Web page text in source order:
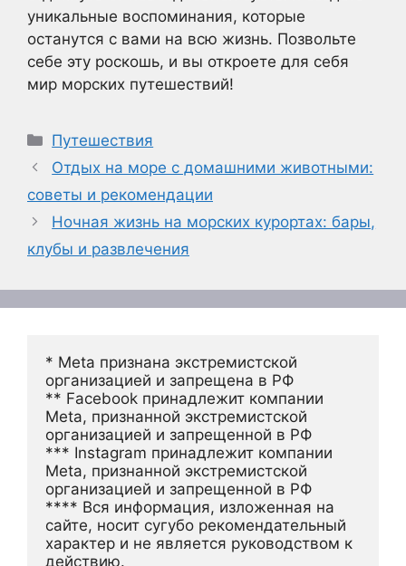
уникальные воспоминания, которые
останутся с вами на всю жизнь. Позвольте
себе эту роскошь, и вы откроете для себя
мир морских путешествий!
Рубрики
Путешествия
Отдых на море с домашними животными:
советы и рекомендации
Ночная жизнь на морских курортах: бары,
клубы и развлечения
* Meta признана экстремистской
организацией и запрещена в РФ
** Facebook принадлежит компании
Meta, признанной экстремистской
организацией и запрещенной в РФ
*** Instagram принадлежит компании
Meta, признанной экстремистской
организацией и запрещенной в РФ
**** Вся информация, изложенная на
сайте, носит сугубо рекомендательный
характер и не является руководством к
действию.